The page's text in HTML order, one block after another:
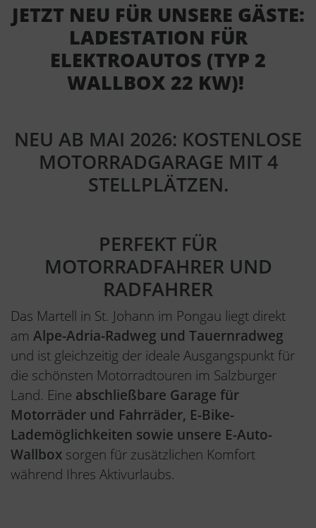
JETZT NEU FÜR UNSERE GÄSTE:
LADESTATION FÜR
ELEKTROAUTOS (TYP 2
WALLBOX 22 KW)!
NEU AB MAI 2026: KOSTENLOSE
MOTORRADGARAGE MIT 4
STELLPLÄTZEN.
PERFEKT FÜR
MOTORRADFAHRER UND
RADFAHRER
Das Martell in St. Johann im Pongau liegt direkt
am Alpe-Adria-Radweg und Tauernradweg
und ist gleichzeitig der ideale Ausgangspunkt für
die schönsten Motorradtouren im Salzburger
Land. Eine abschließbare Garage für
Motorräder und Fahrräder, E-Bike-
Lademöglichkeiten sowie unsere E-Auto-
Wallbox sorgen für zusätzlichen Komfort
während Ihres Aktivurlaubs.